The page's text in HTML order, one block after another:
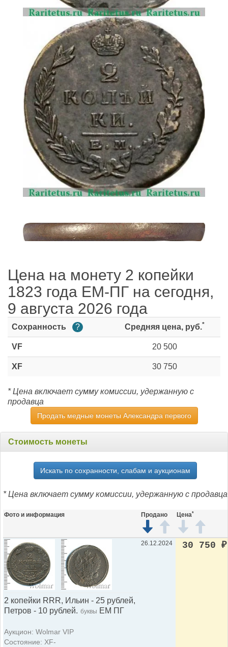
Цена на монету 2 копейки
1823 года ЕМ-ПГ на сегодня,
9 августа 2026 года
Сохранность ? Средняя цена, руб.*
VF 20 500
XF 30 750
* Цена включает сумму комиссии, удержанную с
продавца
Продать медные монеты Александра первого
Стоимость монеты
Искать по сохранности, слабам и аукционам
* Цена включает сумму комиссии, удержанную с продавца
Фото и информация Продано Цена*
2 копейки RRR, Ильин - 25 рублей,
Петров - 10 рублей. буквы ЕМ ПГ
Аукцион: Wolmar VIP
Состояние: XF-
26.12.2024 30 750 ₽